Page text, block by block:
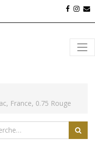
France, 0.75 Rouge